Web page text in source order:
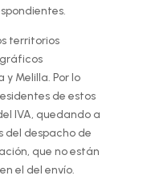
territorios
Melilla. Por lo
de estos
IVA, quedando a
del despacho de
que no están
el del envío.